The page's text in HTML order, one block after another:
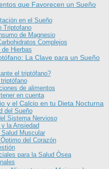
que Favorecen un Sueño
en el Sueño
Triptofano
de Magnesio
Complejos
Hierbas
La Clave para un Sueño
el triptófano?
de alimentos
en cuenta
y el Calcio en tu Dieta Nocturna
del Sueño
Sistema Nervioso
la Ansiedad
Muscular
del Corazón
para la Salud Ósea